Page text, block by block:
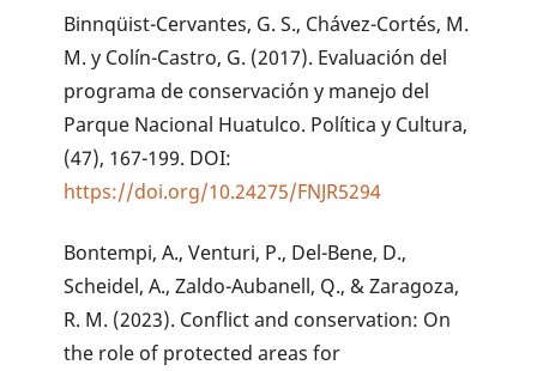
Binnqüist-Cervantes, G. S., Chávez-Cortés, M.
M. y Colín-Castro, G. (2017). Evaluación del
programa de conservación y manejo del
Parque Nacional Huatulco. Política y Cultura,
(47), 167-199. DOI:
https://doi.org/10.24275/FNJR5294
Bontempi, A., Venturi, P., Del-Bene, D.,
Scheidel, A., Zaldo-Aubanell, Q., & Zaragoza,
R. M. (2023). Conflict and conservation: On
the role of protected areas for